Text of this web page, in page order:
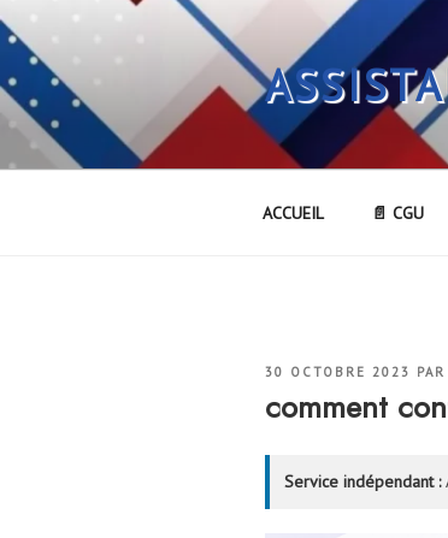
Aller
au
contenu
principal
ACCUEIL 📄 CGU
PUBLIÉ
30 OCTOBRE 2023 PAR
comment
Service indépendant :